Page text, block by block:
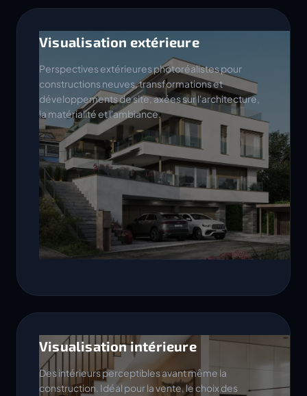
Visualisation extérieure
Perspectives extérieures photoréalistes pour
constructions neuves, transformations et
développements de site, axées sur l'architecture,
la matérialité et l'ambiance.
Visualisation intérieure
Des intérieurs perceptibles avant même la
construction. Idéal pour la vente, le choix des